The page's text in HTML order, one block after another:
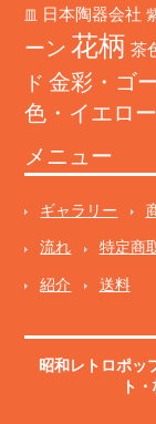
皿
日本陶器会社
ーン 花柄 茶
ド 金彩・ゴ
色・イエロー
メニュー
ギャラリー
流れ 特定商
紹介 送料
昭和レトロポッ
ト